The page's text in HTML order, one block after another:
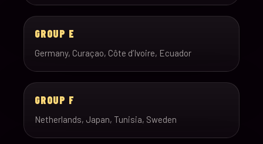
GROUP E
Germany, Curaçao, Côte d’Ivoire, Ecuador
GROUP F
Netherlands, Japan, Tunisia, Sweden